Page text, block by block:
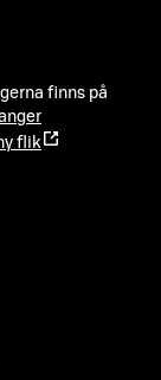
finns på
flik